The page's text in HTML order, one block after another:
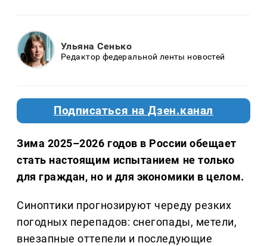
Ульяна Сенько
Редактор федеральной ленты новостей
Подписаться на Дзен.канал
Зима 2025–2026 годов в России обещает
стать настоящим испытанием не только
для граждан, но и для экономики в целом.
Синоптики прогнозируют череду резких
погодных перепадов: снегопады, метели,
внезапные оттепели и последующие